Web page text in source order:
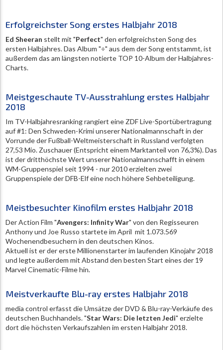
Erfolgreichster Song erstes Halbjahr 2018
Ed Sheeran stellt mit "Perfect" den erfolgreichsten Song des
ersten Halbjahres. Das Album "÷" aus dem der Song entstammt, ist
außerdem das am längsten notierte TOP 10-Album der Halbjahres-
Charts.
Meistgeschaute TV-Ausstrahlung erstes Halbjahr
2018
Im TV-Halbjahresranking rangiert eine ZDF Live-Sportübertragung
auf #1: Den Schweden-Krimi unserer Nationalmannschaft in der
Vorrunde der Fußball-Weltmeisterschaft in Russland verfolgten
27,53 Mio. Zuschauer (Entspricht einem Marktanteil von 76,3%). Das
ist der dritthöchste Wert unserer Nationalmannschafft in einem
WM-Gruppenspiel seit 1994 - nur 2010 erzielten zwei
Gruppenspiele der DFB-Elf eine noch höhere Sehbeteiligung.
Meistbesuchter Kinofilm erstes Halbjahr 2018
Der Action Film "Avengers: Infinity War" von den Regisseuren
Anthony und Joe Russo startete im April mit 1.073.569
Wochenendbesuchern in den deutschen Kinos.
Aktuell ist er der erste Millionenstarter im laufenden Kinojahr 2018
und legte außerdem mit Abstand den besten Start eines der 19
Marvel Cinematic-Filme hin.
Meistverkaufte Blu-ray erstes Halbjahr 2018
media control erfasst die Umsätze der DVD & Blu-ray-Verkäufe des
deutschen Buchhandels. "Star Wars: Die letzten Jedi" erzielte
dort die höchsten Verkaufszahlen im ersten Halbjahr 2018.